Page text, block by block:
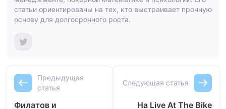
статьи ориентированы на тех, кто выстраивает прочную
основу для долгосрочного роста.
Предыдущая
статья
Филатов и
Следующая статья
На Live At The Bike